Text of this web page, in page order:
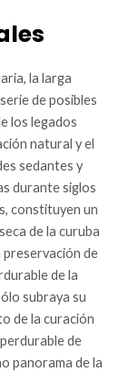
la larga
de posibles
los legados
natural y el
sedantes y
durante siglos
constituyen un
de la curuba
preservación de
de la
subraya su
de la curación
de
panorama de la